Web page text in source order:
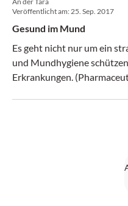
Veröffentlicht am:25. Sep. 2017
Gesund im Mund
Es geht nicht nur um ein
und Mundhygiene
Erkrankungen.